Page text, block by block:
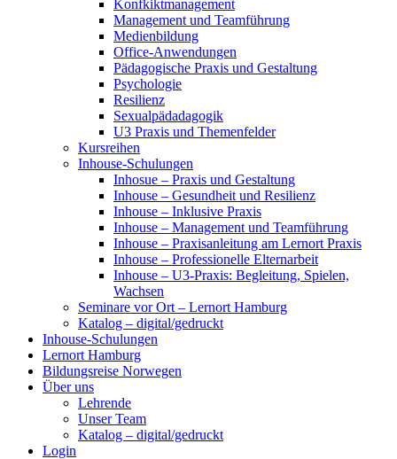
Konfkiktmanagement
Management und Teamführung
Medienbildung
Office-Anwendungen
Pädagogische Praxis und Gestaltung
Psychologie
Resilienz
Sexualpädadagogik
U3 Praxis und Themenfelder
Kursreihen
Inhouse-Schulungen
Inhosue – Praxis und Gestaltung
Inhouse – Gesundheit und Resilienz
Inhouse – Inklusive Praxis
Inhouse – Management und Teamführung
Inhouse – Praxisanleitung am Lernort Praxis
Inhouse – Professionelle Elternarbeit
Inhouse – U3-Praxis: Begleitung, Spielen,
Wachsen
Seminare vor Ort – Lernort Hamburg
Katalog – digital/gedruckt
Inhouse-Schulungen
Lernort Hamburg
Bildungsreise Norwegen
Über uns
Lehrende
Unser Team
Katalog – digital/gedruckt
Login